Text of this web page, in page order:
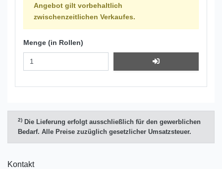
Angebot gilt vorbehaltlich
zwischenzeitlichen Verkaufes.
Menge (in Rollen)
2) Die Lieferung erfolgt ausschließlich für den gewerblichen
Bedarf. Alle Preise zuzüglich gesetzlicher Umsatzsteuer.
Kontakt